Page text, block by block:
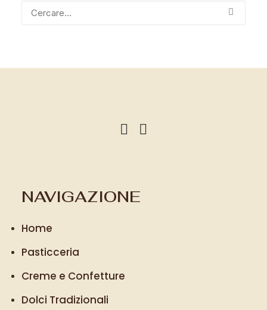
NAVIGAZIONE
Home
Pasticceria
Creme e Confetture
Dolci Tradizionali